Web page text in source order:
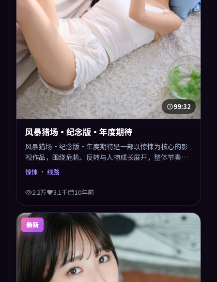
99:32
风暴猎场·纪念版·年度期待
风暴猎场·纪念版·年度期待是一部以惊悚为核心的影
视作品，围绕危机、反转与人物成长展开，整体节奏紧
凑，值得推荐观看。
惊悚 · 线路
2.2万 3.1千 10年前
最新